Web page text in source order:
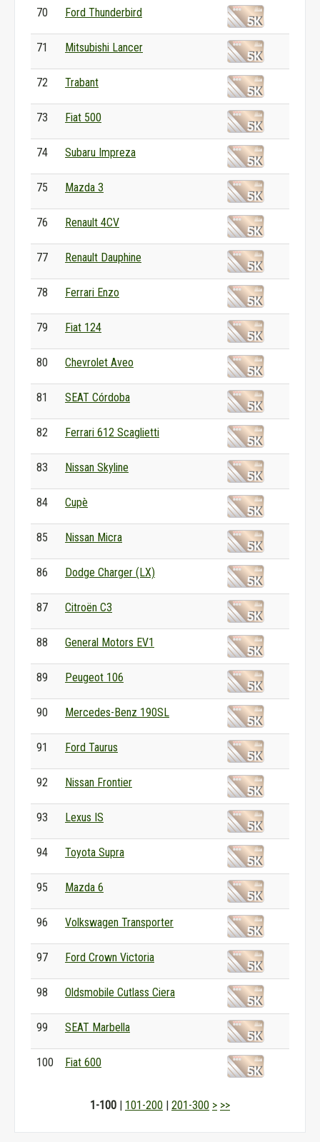
70 Ford Thunderbird
71 Mitsubishi Lancer
72 Trabant
73 Fiat 500
74 Subaru Impreza
75 Mazda 3
76 Renault 4CV
77 Renault Dauphine
78 Ferrari Enzo
79 Fiat 124
80 Chevrolet Aveo
81 SEAT Córdoba
82 Ferrari 612 Scaglietti
83 Nissan Skyline
84 Cupè
85 Nissan Micra
86 Dodge Charger (LX)
87 Citroën C3
88 General Motors EV1
89 Peugeot 106
90 Mercedes-Benz 190SL
91 Ford Taurus
92 Nissan Frontier
93 Lexus IS
94 Toyota Supra
95 Mazda 6
96 Volkswagen Transporter
97 Ford Crown Victoria
98 Oldsmobile Cutlass Ciera
99 SEAT Marbella
100 Fiat 600
1-100 | 101-200 | 201-300 > >>